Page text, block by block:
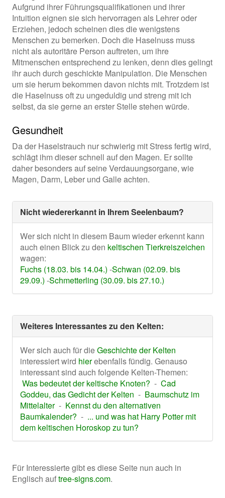
Aufgrund ihrer Führungsqualifikationen und ihrer
Intuition eignen sie sich hervorragen als Lehrer oder
Erziehen, jedoch scheinen dies die wenigstens
Menschen zu bemerken. Doch die Haselnuss muss
nicht als autoritäre Person auftreten, um ihre
Mitmenschen entsprechend zu lenken, denn dies gelingt
ihr auch durch geschickte Manipulation. Die Menschen
um sie herum bekommen davon nichts mit. Trotzdem ist
die Haselnuss oft zu ungeduldig und streng mit ich
selbst, da sie gerne an erster Stelle stehen würde.
Gesundheit
Da der Haselstrauch nur schwierig mit Stress fertig wird,
schlägt ihm dieser schnell auf den Magen. Er sollte
daher besonders auf seine Verdauungsorgane, wie
Magen, Darm, Leber und Galle achten.
Nicht wiedererkannt in Ihrem Seelenbaum?
Wer sich nicht in diesem Baum wieder erkennt kann
auch einen Blick zu den keltischen Tierkreiszeichen
wagen:
Fuchs (18.03. bis 14.04.) -Schwan (02.09. bis
29.09.) -Schmetterling (30.09. bis 27.10.)
Weiteres Interessantes zu den Kelten:
Wer sich auch für dieGeschichte der Kelten
interessiert wird hierebenfalls fündig. Genauso
interessant sind auch folgende Kelten-Themen:
Was bedeutet der keltische Knoten? - Cad
Goddeu, das Gedicht der Kelten - Baumschutz im
Mittelalter- Kennst du den alternativen
Baumkalender? - ... und was hat Harry Potter mit
dem keltischen Horoskop zu tun?
Für Interessierte gibt es diese Seite nun auch in
Englisch auftree-signs.com.